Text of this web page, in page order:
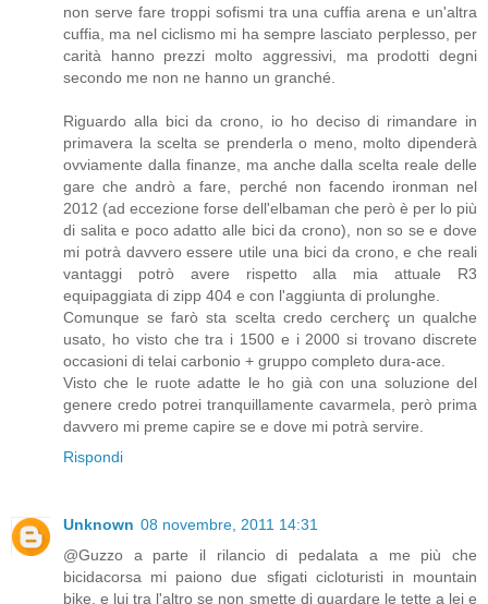
non serve fare troppi sofismi tra una cuffia arena e un'altra
cuffia, ma nel ciclismo mi ha sempre lasciato perplesso, per
carità hanno prezzi molto aggressivi, ma prodotti degni
secondo me non ne hanno un granché.
Riguardo alla bici da crono, io ho deciso di rimandare in
primavera la scelta se prenderla o meno, molto dipenderà
ovviamente dalla finanze, ma anche dalla scelta reale delle
gare che andrò a fare, perché non facendo ironman nel
2012 (ad eccezione forse dell'elbaman che però è per lo più
di salita e poco adatto alle bici da crono), non so se e dove
mi potrà davvero essere utile una bici da crono, e che reali
vantaggi potrò avere rispetto alla mia attuale R3
equipaggiata di zipp 404 e con l'aggiunta di prolunghe.
Comunque se farò sta scelta credo cercherç un qualche
usato, ho visto che tra i 1500 e i 2000 si trovano discrete
occasioni di telai carbonio + gruppo completo dura-ace.
Visto che le ruote adatte le ho già con una soluzione del
genere credo potrei tranquillamente cavarmela, però prima
davvero mi preme capire se e dove mi potrà servire.
Rispondi
Unknown 08 novembre, 2011 14:31
@Guzzo a parte il rilancio di pedalata a me più che
bicidacorsa mi paiono due sfigati cicloturisti in mountain
bike, e lui tra l'altro se non smette di guardare le tette a lei e